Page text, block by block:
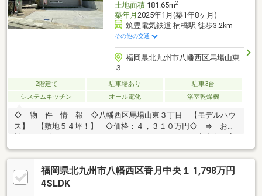
土地面積181.65m2
築年月 2025年1月(築1年8ヶ月)
筑豊電気鉄道 楠橋駅 徒歩3.2km
その他の交通
福岡県北九州市八幡西区馬場山東
３
2階建て 駐車場あり
駐車3台
システムキッチン
オール電化 浴室乾燥機
◇ 物 件 情 報 ◇八幡西区馬場山東３丁目 【モデルハウ
ス】 【敷地５４坪！】 ◇価格：４，３１０万円◇ ⇒ お支
心の新築住宅！◆気になる方、まずはお気軽にお問合せください
♪０９３－４８２－２６５７【ジャッジ(株)本店】 「ジャッジ」
は２４時間、３６５日、年中無休で営業中！
福岡県北九州市八幡西区香月中央１ 1,798万円
4SLDK